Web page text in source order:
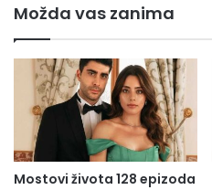
Možda vas zanima
Mostovi života 128 epizoda